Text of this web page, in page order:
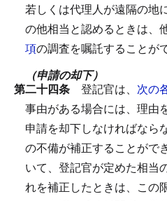
若しくは代理人が遠隔の地
の他相当と認めるときは、
項の調査を嘱託することが
（申請の却下）
第二十四条 登記官は、 次の
事由がある場合には、理由
申請を却下しなければならな
の不備が補正することがで
いて、登記官が定めた相当
れを補正したときは、この